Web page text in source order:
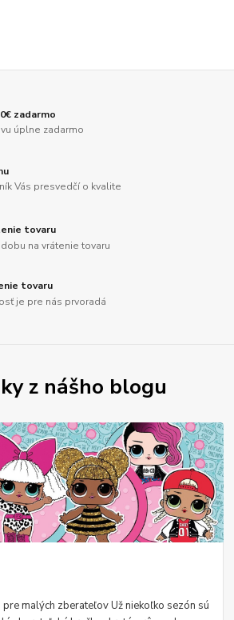
zadarmo
úplne zadarmo
Vás presvedčí o kvalite
tovaru
na vrátenie tovaru
tovaru
je pre nás prvoradá
z nášho blogu
malých zberateľov Už niekoľko sezón sú